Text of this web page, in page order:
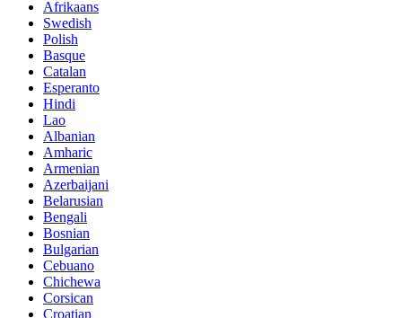
Afrikaans
Swedish
Polish
Basque
Catalan
Esperanto
Hindi
Lao
Albanian
Amharic
Armenian
Azerbaijani
Belarusian
Bengali
Bosnian
Bulgarian
Cebuano
Chichewa
Corsican
Croatian